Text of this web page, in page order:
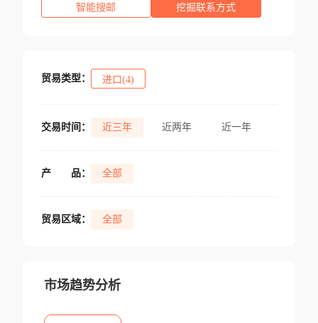
智能搜邮 挖掘联系方式
贸易类型： 进口(4)
交易时间： 近三年 近两年 近一年
产 品： 全部
贸易区域： 全部
市场趋势分析